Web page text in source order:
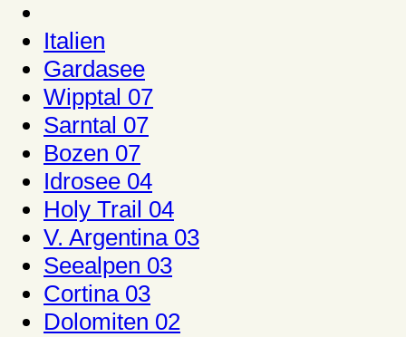
Italien
Gardasee
Wipptal 07
Sarntal 07
Bozen 07
Idrosee 04
Holy Trail 04
V. Argentina 03
Seealpen 03
Cortina 03
Dolomiten 02